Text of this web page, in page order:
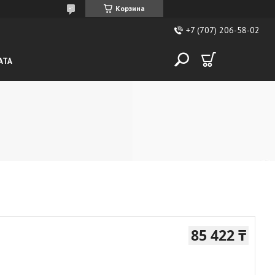
Корзина
+7 (707) 206-58-02
85 422 ₸